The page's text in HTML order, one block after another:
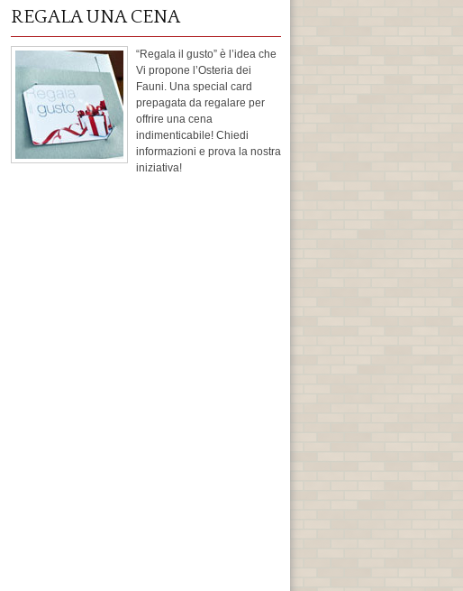
REGALA UNA CENA
“Regala il gusto” è l’idea che
Vi propone l’Osteria dei
Fauni. Una special card
prepagata da regalare per
offrire una cena
indimenticabile! Chiedi
informazioni e prova la nostra
iniziativa!